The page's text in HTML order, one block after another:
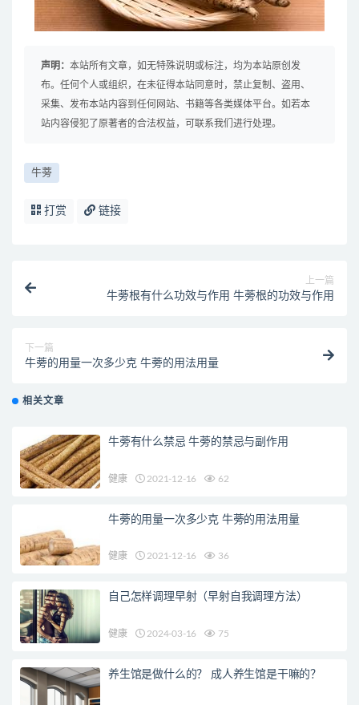
声明： 本站所有文章，如无特殊说明或标注，均为本站原创发
布。任何个人或组织，在未征得本站同意时，禁止复制、盗用、
采集、发布本站内容到任何网站、书籍等各类媒体平台。如若本
站内容侵犯了原著者的合法权益，可联系我们进行处理。
牛蒡
打赏 链接
上一篇
牛蒡根有什么功效与作用 牛蒡根的功效与作用
下一篇
牛蒡的用量一次多少克 牛蒡的用法用量
相关文章
牛蒡有什么禁忌 牛蒡的禁忌与副作用
健康 2021-12-16 62
牛蒡的用量一次多少克 牛蒡的用法用量
健康 2021-12-16 36
自己怎样调理早射（早射自我调理方法）
健康 2024-03-16 75
养生馆是做什么的？ 成人养生馆是干嘛的？